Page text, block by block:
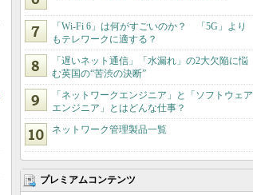
「Wi-Fi 6」は何がすごいのか？ 「5G」より
もテレワークに適する？
「遅いネット通信」「水漏れ」の2大欠陥に悩
む英国の“苦渋の決断”
「ネットワークエンジニア」と「ソフトウェア
エンジニア」とはどんな仕事？
ネットワーク管理製品一覧
プレミアムコンテンツ